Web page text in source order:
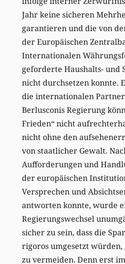
Jahr keine sicheren
garantieren und die von
der Europäischen
Internationalen
geforderte Haushalts-
nicht durchsetzen konnte.
die internationalen
Berlusconis Regierung
Frieden“ nicht
nicht ohne den
von staatlicher Gewalt.
Aufforderungen und
der europäischen
Versprechen und
antworten konnte, wurde
Regierungswechsel
sicher zu sein, dass die
rigoros umgesetzt würden,
zu vermeiden. Denn erst